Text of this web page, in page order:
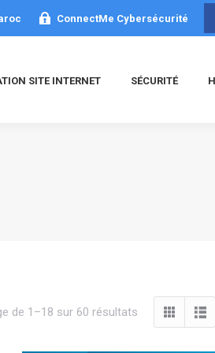
ConnectMe Cybersécurité
SITE INTERNET SÉCURITÉ
de 1–18 sur 60 résultats